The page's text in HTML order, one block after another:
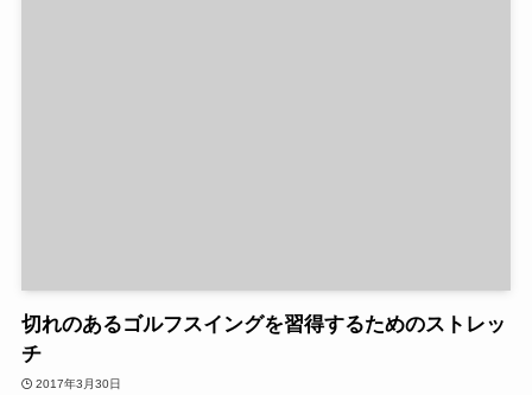
切れのあるゴルフスイングを習得するためのストレッ
チ
2017年3月30日